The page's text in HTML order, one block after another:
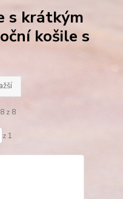
s krátkým
košile s
z 8
z 1